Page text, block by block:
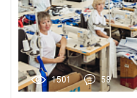
1501 58